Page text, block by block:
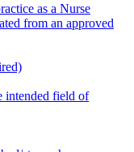
as a Nurse
from an approved
intended field of